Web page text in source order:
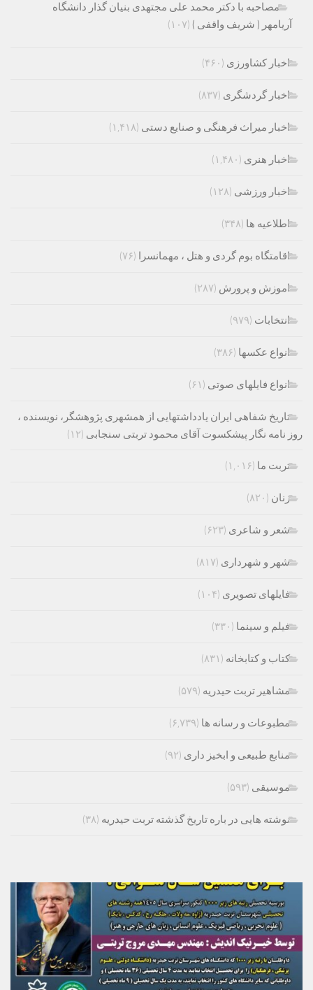
مصاحبه با دکتر محمد علی مجتهدی بنیان گذار دانشگاه
آریامهر ( شریف واقفی ) (۱۰۷)
اخبار کشاورزی (۴۶۰)
اخبار گردشگری (۸۳۷)
اخبار میراث فرهنگی و صنایع دستی (۱,۴۱۸)
اخبار هنری (۱,۴۸۰)
اخبار ورزشی (۱۲۸)
اطلاعیه ها (۳۴۸)
اقامتگاه بوم گردی و هتل ، مهمانسرا (۷۶)
اموزش و پرورش (۲۸۷)
انتخابات (۹۷۹)
انواع عکسها (۳۸۶)
انواع فایلهای صوتی (۶۱)
تاریخ شفاهی ایران یادداشتهایی از همشهری پژوهشگر، نویسنده ،
روز نامه نگار پیشکسوت آقای محمود تربتی سنجابی (۱۲)
تربت ما (۱,۰۱۶)
زنان (۸۲۰)
شعر و شاعری (۶۲۳)
شهر و شهرداری (۸۱۷)
فایلهای تصویری (۱۰۴)
فیلم و سینما (۳۳۰)
کتاب و کتابخانه (۸۳۱)
مشاهیر تربت حیدریه (۵۷۹)
مطبوعات و رسانه ها (۶,۷۳۹)
منابع طبیعی و ابخیز داری (۹۲)
موسیقی (۵۹۳)
نوشته هایی در باره تاریخ گذشته تربت حیدریه (۳۸)